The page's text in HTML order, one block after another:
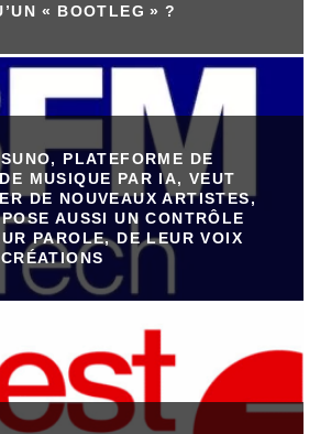
« BOOTLEG » ?
PLATEFORME DE
MUSIQUE PAR IA, VEUT
DE NOUVEAUX ARTISTES,
AUSSI UN CONTRÔLE
PAROLE, DE LEUR VOIX